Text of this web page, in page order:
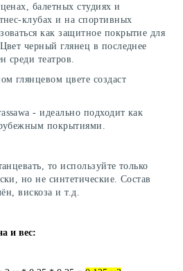
балетных студиях и
клубах и на спортивных
как защитное покрытие для
черный глянец в последнее
среди театров.
глянцевом цвете создаст
- идеально подходит как
покрытиями.
то используйте только
но не синтетические. Состав
вискоза и т.д.
и вес: